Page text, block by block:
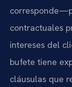
contractuales
intereses del
bufete tiene
cláusulas que